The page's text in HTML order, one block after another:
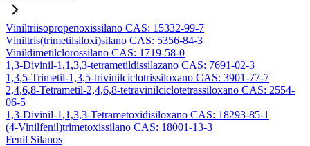
Viniltriisopropenoxissilano CAS: 15332-99-7
Viniltris(trimetilsiloxi)silano CAS: 5356-84-3
Vinildimetilclorossilano CAS: 1719-58-0
1,3-Divinil-1,1,3,3-tetrametildissilazano CAS: 7691-02-3
1,3,5-Trimetil-1,3,5-trivinilciclotrissiloxano CAS: 3901-77-7
2,4,6,8-Tetrametil-2,4,6,8-tetravinilciclotetrassiloxano CAS: 2554-
06-5
1,3-Divinil-1,1,3,3-Tetrametoxidisiloxano CAS: 18293-85-1
(4-Vinilfenil)trimetoxissilano CAS: 18001-13-3
Fenil Silanos